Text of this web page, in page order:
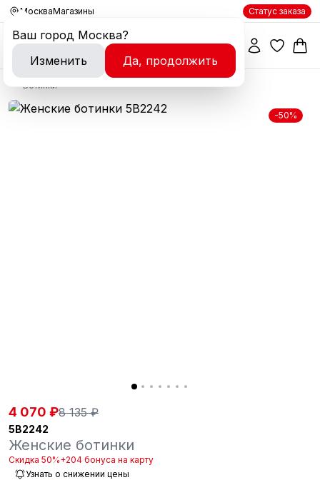
Москва
Ваш город Москва?
Изменить
Да, продолжить
Магазины Статус заказа
Ботинки
-50%
4 070 ₽8 135 ₽
5B2242
Женские ботинки
Скидка 50%+204 бонуса на карту
Узнать о снижении цены